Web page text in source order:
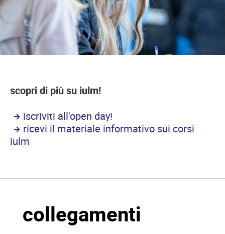
scopri di più su iulm!
iscriviti all'open day!
ricevi il materiale informativo sui corsi
iulm
collegamenti